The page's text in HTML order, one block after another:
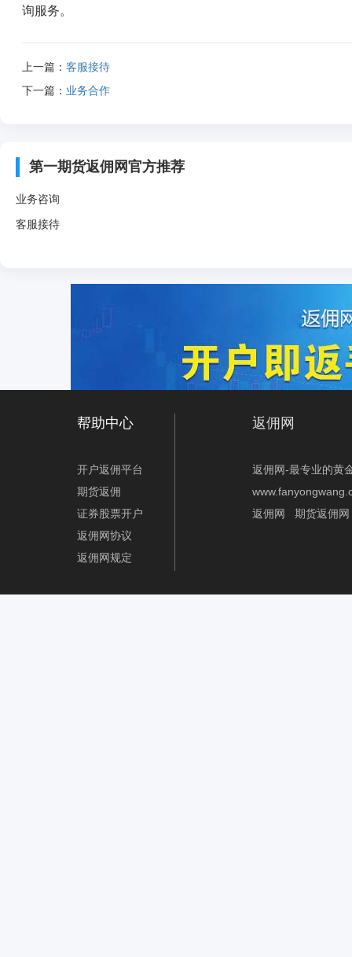
询服务。
上一篇： 客服接待
下一篇： 业务合作
第一期货返佣网官方推荐
业务咨询
客服接待
帮助中心
开户返佣平台
期货返佣
证券股票开户
返佣网协议
返佣网规定
返佣网
返佣网-最专业的黄
返佣网
期货返佣网